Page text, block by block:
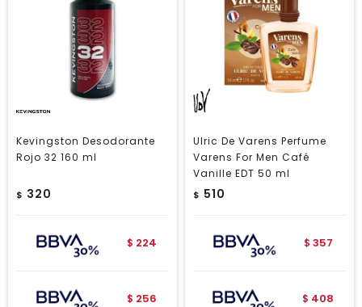
Kevingston Desodorante
Rojo 32 160 ml
$ 320
$ 224
$ 256
Ulric De Varens Perfume
Varens For Men Café
Vanille EDT 50 ml
$ 510
$ 357
$ 408